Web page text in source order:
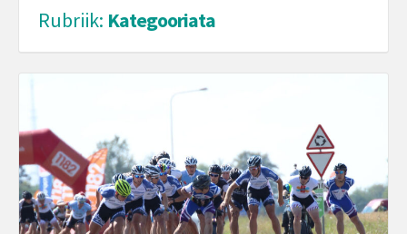
Rubriik: Kategooriata